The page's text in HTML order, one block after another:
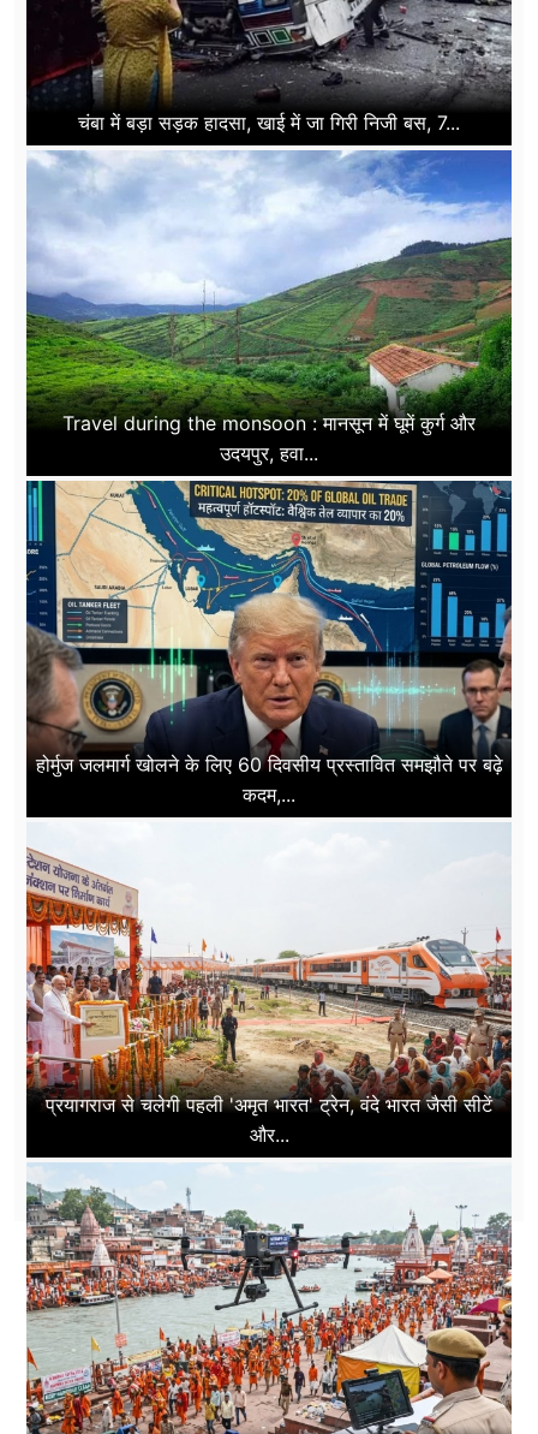
चंबा में बड़ा सड़क हादसा, खाई में जा गिरी निजी बस, 7...
Travel during the monsoon : मानसून में घूमें कुर्ग और
उदयपुर, हवा...
होर्मुज जलमार्ग खोलने के लिए 60 दिवसीय प्रस्तावित समझौते पर बढ़े
कदम,...
प्रयागराज से चलेगी पहली 'अमृत भारत' ट्रेन, वंदे भारत जैसी सीटें
और...